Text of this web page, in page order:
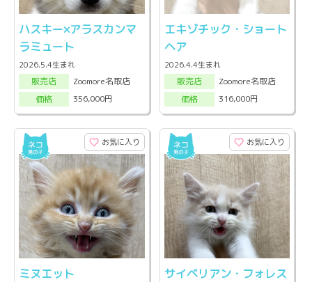
ハスキー×アラスカンマ
ラミュート
2026.5.4生まれ
販売店
Zoomore名取店
価格
356,000円
エキゾチック・ショート
ヘア
2026.4.4生まれ
販売店
Zoomore名取店
価格
316,000円
お気に入り
ミヌエット
お気に入り
サイベリアン・フォレス